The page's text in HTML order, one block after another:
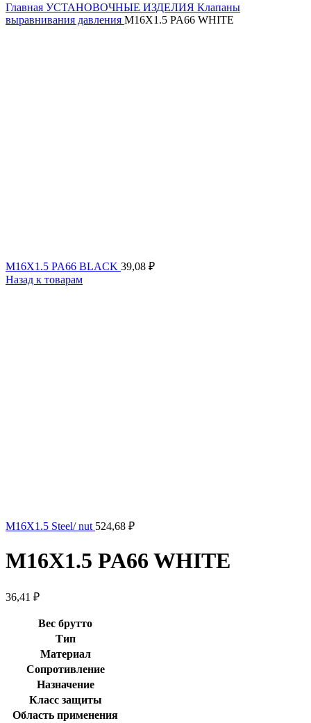
Главная УСТАНОВОЧНЫЕ ИЗДЕЛИЯ Клапаны
выравнивания давления M16X1.5 PA66 WHITE
M16X1.5 PA66 BLACK 39,08 ₽
Назад к товарам
M16X1.5 Steel/ nut 524,68 ₽
M16X1.5 PA66 WHITE
36,41 ₽
Вес брутто
Тип
Материал
Сопротивление
Назначение
Класс защиты
Область применения